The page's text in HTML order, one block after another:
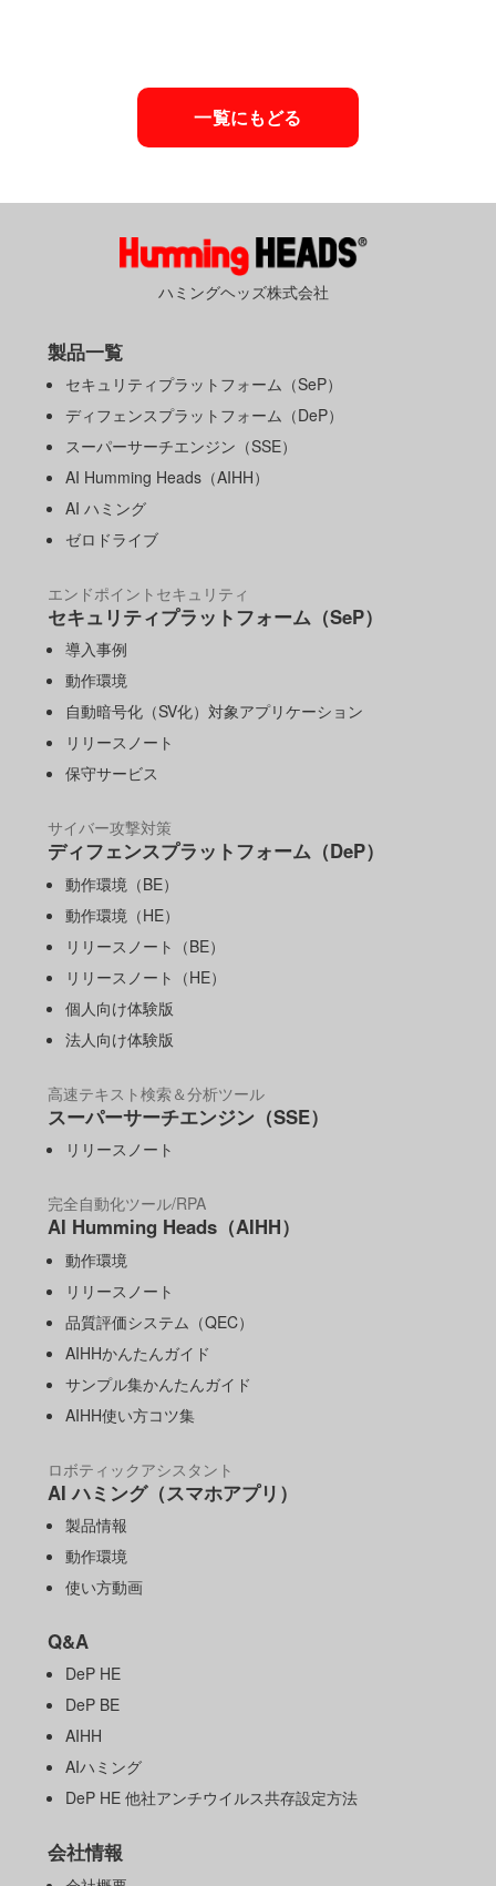
一覧にもどる
ハミングヘッズ株式会社
製品一覧
セキュリティプラットフォーム（SeP）
ディフェンスプラットフォーム（DeP）
スーパーサーチエンジン（SSE）
AI Humming Heads（AIHH）
AI ハミング
ゼロドライブ
エンドポイントセキュリティ
セキュリティプラットフォーム（SeP）
導入事例
動作環境
自動暗号化（SV化）対象アプリケーション
リリースノート
保守サービス
サイバー攻撃対策
ディフェンスプラットフォーム（DeP）
動作環境（BE）
動作環境（HE）
リリースノート（BE）
リリースノート（HE）
個人向け体験版
法人向け体験版
高速テキスト検索＆分析ツール
スーパーサーチエンジン（SSE）
リリースノート
完全自動化ツール/RPA
AI Humming Heads（AIHH）
動作環境
リリースノート
品質評価システム（QEC）
AIHHかんたんガイド
サンプル集かんたんガイド
AIHH使い方コツ集
ロボティックアシスタント
AI ハミング（スマホアプリ）
製品情報
動作環境
使い方動画
Q&A
DeP HE
DeP BE
AIHH
AIハミング
DeP HE 他社アンチウイルス共存設定方法
会社情報